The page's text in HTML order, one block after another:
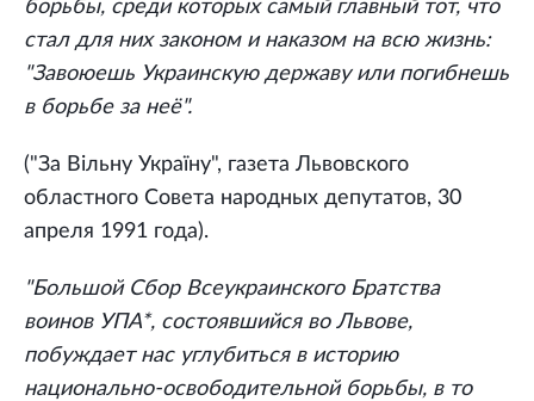
борьбы, среди которых самый главный тот, что
стал для них законом и наказом на всю жизнь:
"Завоюешь Украинскую державу или погибнешь
в борьбе за неё".
("За Вiльну Украïну", газета Львовского
областного Совета народных депутатов, 30
апреля 1991 года).
"Большой Сбор Всеукраинского Братства
воинов УПА*, состоявшийся во Львове,
побуждает нас углубиться в историю
национально-освободительной борьбы, в то